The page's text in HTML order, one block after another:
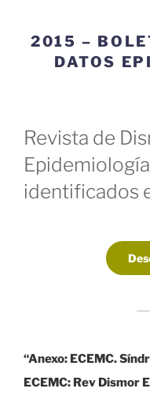
2015 –
DATOS
Revista de
identificados
“Anexo: ECEMC.
ECEMC: Rev Dismor